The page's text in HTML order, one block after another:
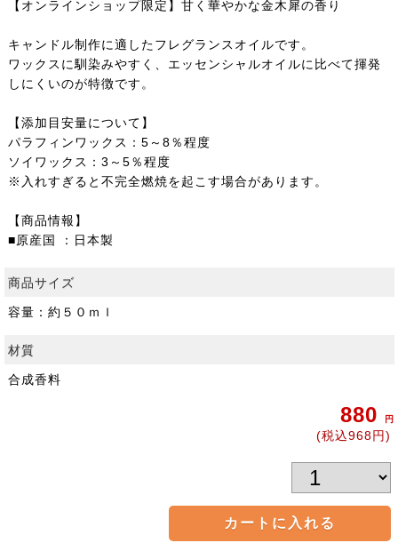
【オンラインショップ限定】甘く華やかな金木犀の香り
キャンドル制作に適したフレグランスオイルです。
ワックスに馴染みやすく、エッセンシャルオイルに比べて揮発
しにくいのが特徴です。
【添加目安量について】
パラフィンワックス：5～8％程度
ソイワックス：3～5％程度
※入れすぎると不完全燃焼を起こす場合があります。
【商品情報】
■原産国 ：日本製
商品サイズ
容量：約５０ｍｌ
材質
合成香料
880 円
(税込968円)